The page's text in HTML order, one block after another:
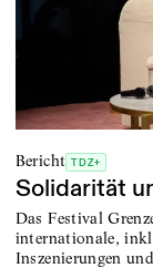
Bericht TDZ+
Solidarität
Das Festival
internationale,
Inszenierungen